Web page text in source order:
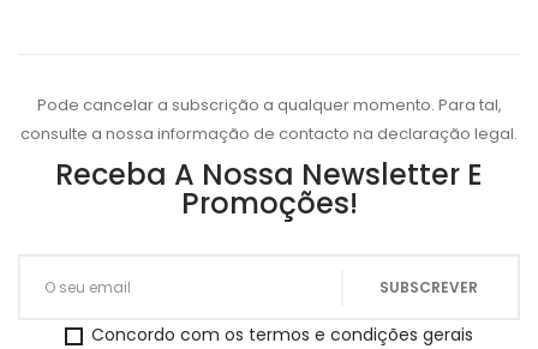
Pode cancelar a subscrição a qualquer momento. Para tal,
consulte a nossa informação de contacto na declaração legal.
Receba A Nossa Newsletter E
Promoções!
Concordo com os termos e condições gerais